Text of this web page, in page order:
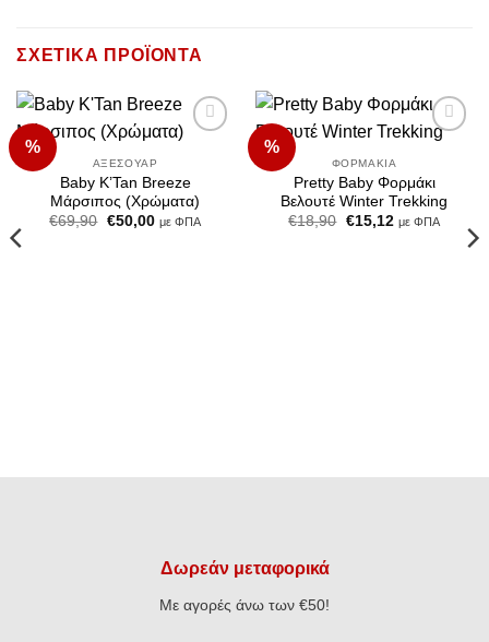
ΣΧΕΤΙΚΆ ΠΡΟΪΌΝΤΑ
%
ΑΞΕΣΟΥΆΡ
Baby K’Tan Breeze
Μάρσιπος (Χρώματα)
€69,90 Original
€50,00Ημε ΦΠΑ
%
ΦΟΡΜΆΚΙΑ
Pretty Baby Φορμάκι
Βελουτέ Winter Trekking
€18,90 Original
€15,12Ημε ΦΠΑ
Δωρεάν μεταφορικά
Με αγορές άνω των €50!